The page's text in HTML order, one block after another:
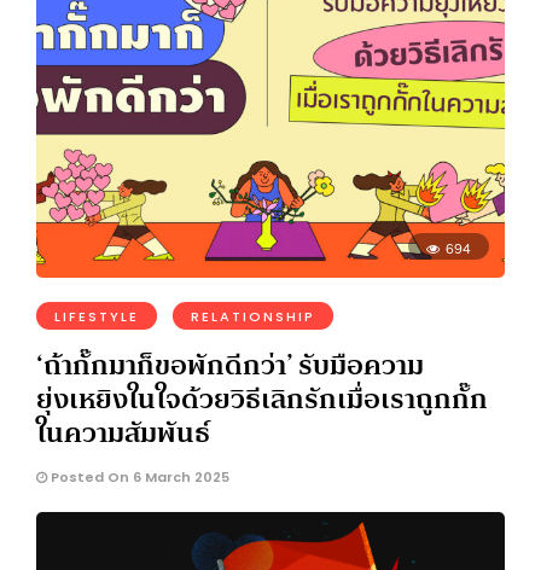
694
LIFESTYLE RELATIONSHIP
‘ถ้ากั๊กมาก็ขอพักดีกว่า’ รับมือความ
ยุ่งเหยิงในใจด้วยวิธีเลิกรักเมื่อเราถูกกั๊ก
ในความสัมพันธ์
Posted On 6 March 2025